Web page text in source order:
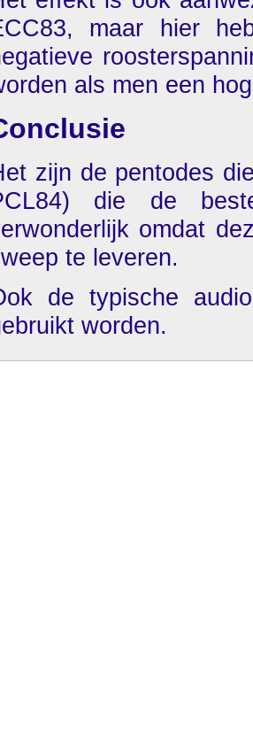
maar hier
als men een
zijn de pentodes
die de
omdat
te leveren.
de typische
worden.